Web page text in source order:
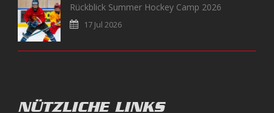
Rückblick Summer Hockey Camp 2026
17 Jul 2026
NÜTZLICHE LINKS